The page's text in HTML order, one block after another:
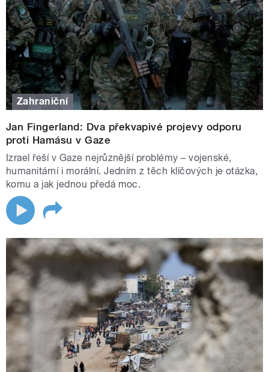
Zahraniční
Jan Fingerland: Dva překvapivé projevy odporu
proti Hamásu v Gaze
Izrael řeší v Gaze nejrůznější problémy – vojenské,
humanitární i morální. Jedním z těch klíčových je otázka,
komu a jak jednou předá moc.